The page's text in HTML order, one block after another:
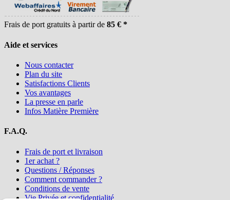
Frais de port gratuits à partir de 85 € *
Aide et services
Nous contacter
Plan du site
Satisfactions Clients
Vos avantages
La presse en parle
Infos Matière Première
F.A.Q.
Frais de port et livraison
1er achat ?
Questions / Réponses
Comment commander ?
Conditions de vente
Vie Privée et confidentialité